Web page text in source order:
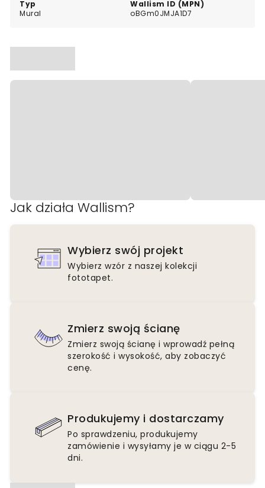
Typ
Mural
Wallism ID (MPN)
oBGm0JMJA1D7
Jak działa Wallism?
Wybierz swój projekt
Wybierz wzór z naszej kolekcji
fototapet.
Zmierz swoją ścianę
Zmierz swoją ścianę i wprowadź pełną
szerokość i wysokość, aby zobaczyć
cenę.
Produkujemy i dostarczamy
Po sprawdzeniu, produkujemy
zamówienie i wysyłamy je w ciągu 2-5
dni.